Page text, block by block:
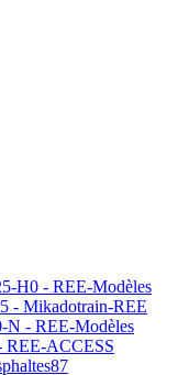
H0 - REE-Modèles
- Mikadotrain-REE
N - REE-Modèles
REE-ACCESS